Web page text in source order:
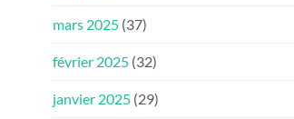
mars 2025 (37)
février 2025 (32)
janvier 2025 (29)